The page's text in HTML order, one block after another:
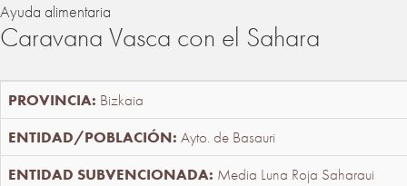
Ayuda alimentaria
Caravana Vasca con el Sahara
Bizkaia
Ayto. de Basauri
Media Luna Roja Saharaui